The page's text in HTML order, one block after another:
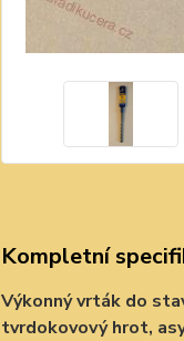
Kompletní
Výkonný vrták do
tvrdokovový hrot,